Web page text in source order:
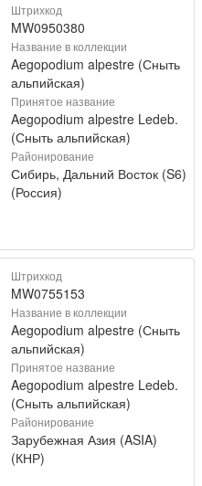
Штрихкод
MW0950380
Название в коллекции
Aegopodium alpestre (Сныть
альпийская)
Принятое название
Aegopodium alpestre Ledeb.
(Сныть альпийская)
Районирование
Сибирь, Дальний Восток (S6)
(Россия)
Штрихкод
MW0755153
Название в коллекции
Aegopodium alpestre (Сныть
альпийская)
Принятое название
Aegopodium alpestre Ledeb.
(Сныть альпийская)
Районирование
Зарубежная Азия (ASIA)
(КНР)